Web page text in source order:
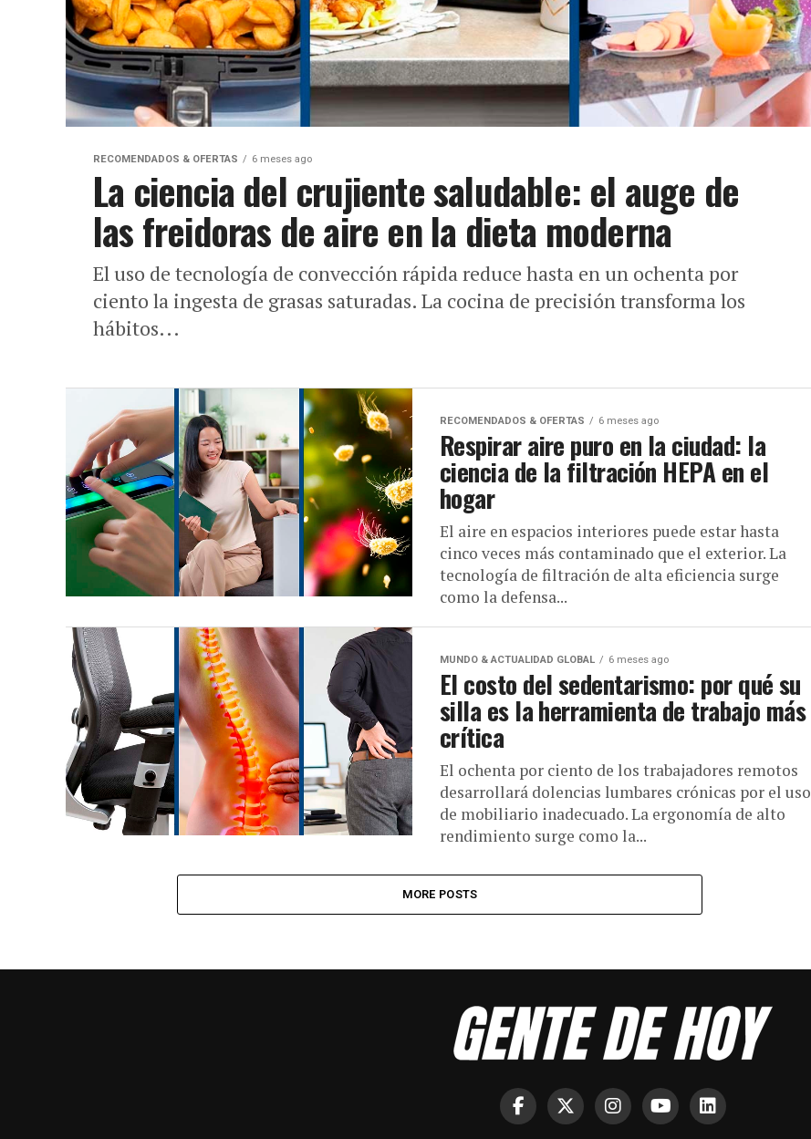
RECOMENDADOS & OFERTAS 6 meses ago
La ciencia del crujiente saludable: el auge de
las freidoras de aire en la dieta moderna
El uso de tecnología de convección rápida reduce hasta en un ochenta por
ciento la ingesta de grasas saturadas. La cocina de precisión transforma los
hábitos...
RECOMENDADOS & OFERTAS 6 meses ago
Respirar aire puro en la ciudad: la
ciencia de la filtración HEPA en el
hogar
El aire en espacios interiores puede estar hasta
cinco veces más contaminado que el exterior. La
tecnología de filtración de alta eficiencia surge
como la defensa...
MUNDO & ACTUALIDAD GLOBAL 6 meses ago
El costo del sedentarismo: por qué su
silla es la herramienta de trabajo más
crítica
El ochenta por ciento de los trabajadores remotos
desarrollará dolencias lumbares crónicas por el uso
de mobiliario inadecuado. La ergonomía de alto
rendimiento surge como la...
MORE POSTS